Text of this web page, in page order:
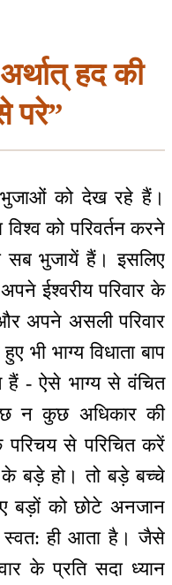
हद की
परे”
भुजाओं को देख रहे हैं।
को परिवर्तन करने
सब भुजायें हैं। इसलिए
ईश्वरीय परिवार के
अपने असली परिवार
भी भाग्य विधाता बाप
हैं - ऐसे भाग्य से वंचित
न कुछ अधिकार की
परिचय से परिचित करें
के बड़े हो। तो बड़े बच्चे
बड़ों को छोटे अनजान
स्वत: ही आता है। जैसे
के प्रति सदा ध्यान